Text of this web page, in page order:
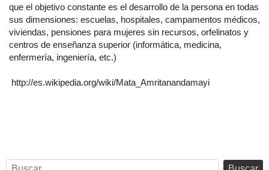
que el objetivo constante es el desarrollo de la persona en todas
sus dimensiones: escuelas, hospitales, campamentos médicos,
viviendas, pensiones para mujeres sin recursos, orfelinatos y
centros de enseñanza superior (informática, medicina,
enfermería, ingeniería, etc.)
http://es.wikipedia.org/wiki/Mata_Amritanandamayi